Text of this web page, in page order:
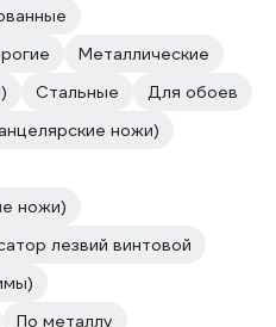
Металлические
Стальные
Для обоев
ножи)
ножи)
лезвий винтовой
По металлу